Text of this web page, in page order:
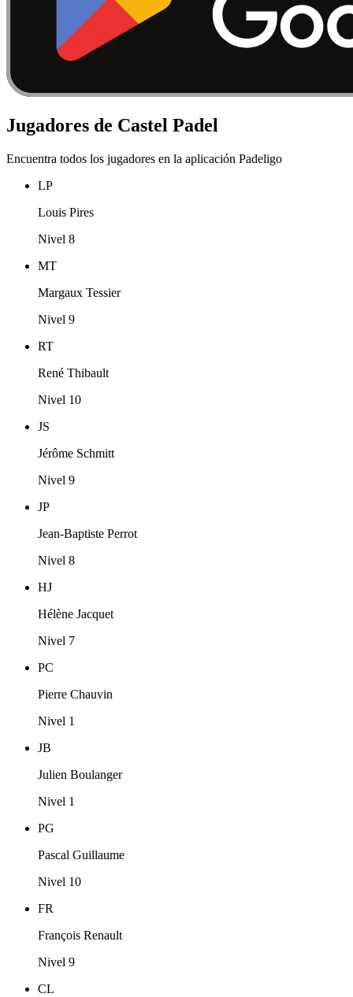
Jugadores de Castel Padel
Encuentra todos los jugadores en la aplicación Padeligo
LP
Louis Pires
Nivel 8
MT
Margaux Tessier
Nivel 9
RT
René Thibault
Nivel 10
JS
Jérôme Schmitt
Nivel 9
JP
Jean-Baptiste Perrot
Nivel 8
HJ
Hélène Jacquet
Nivel 7
PC
Pierre Chauvin
Nivel 1
JB
Julien Boulanger
Nivel 1
PG
Pascal Guillaume
Nivel 10
FR
François Renault
Nivel 9
CL